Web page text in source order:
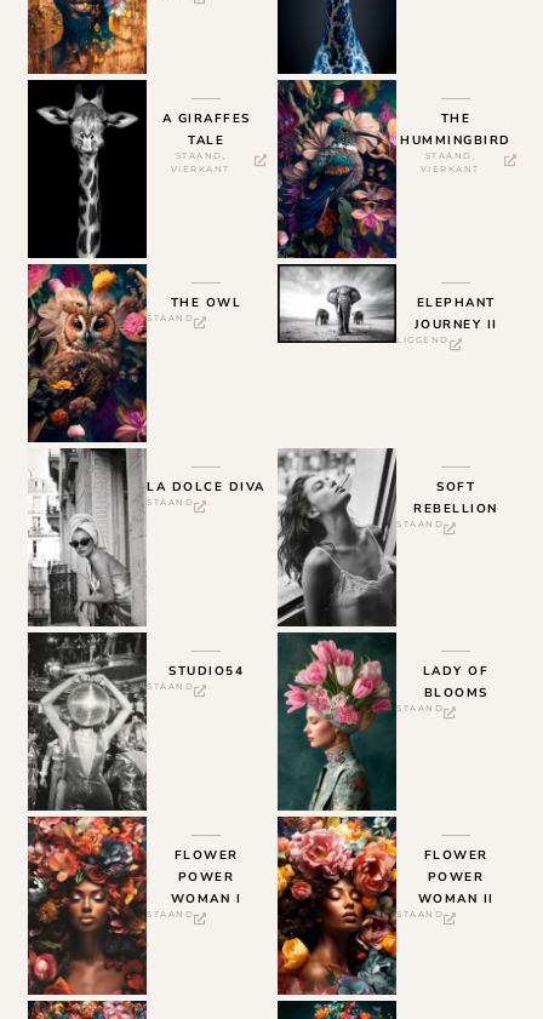
A GIRAFFES
TALE
STAAND ,
VIERKANT
THE
HUMMINGBIRD
STAAND ,
VIERKANT
THE OWL
STAAND
ELEPHANT
JOURNEY II
LIGGEND
LA DOLCE DIVA
STAAND
SOFT
REBELLION
STAAND
STUDIO54
STAAND
LADY OF
BLOOMS
STAAND
FLOWER
POWER
WOMAN I
STAAND
FLOWER
POWER
WOMAN II
STAAND